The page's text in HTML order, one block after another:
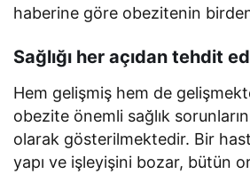
haberine göre obezitenin
Sağlığı her açıdan tehdit
Hem gelişmiş hem de
obezite önemli sağlık
olarak gösterilmektedir. Bir
yapı ve işleyişini bozar, bütün